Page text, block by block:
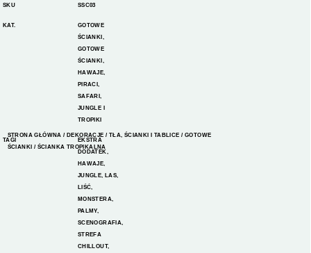
SKU SSC03
KAT.
GOTOWE
ŚCIANKI ,
GOTOWE
ŚCIANKI ,
HAWAJE,
PIRACI,
SAFARI,
JUNGLE I
TROPIKI
TAGI
EKSTRA
DODATEK,
HAWAJE,
JUNGLE, LAS,
LIŚĆ,
MONSTERA,
PALMY,
SCENOGRAFIA,
STREFA
CHILLOUT,
STRONA GŁÓWNA / DEKORACJE / TŁA, ŚCIANKI I TABLICE / GOTOWE
ŚCIANKI / ŚCIANKA TROPIKALNA